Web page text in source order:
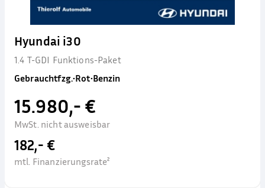
Hyundai i30
1.4 T-GDI Funktions-Paket
Gebrauchtfzg.•Rot•Benzin
15.980,- €
MwSt. nicht ausweisbar
182,- €
mtl. Finanzierungsrate²